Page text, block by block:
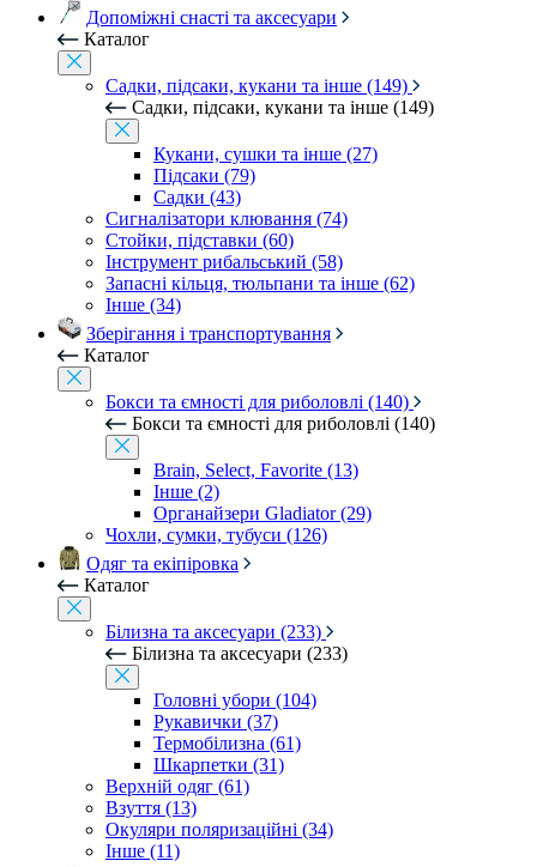
Допоміжні снасті та аксесуари
Каталог
Садки, підсаки, кукани та інше (149)
Садки, підсаки, кукани та інше (149)
Кукани, сушки та інше (27)
Підсаки (79)
Садки (43)
Сигналізатори клювання (74)
Стойки, підставки (60)
Інструмент рибальський (58)
Запасні кільця, тюльпани та інше (62)
Інше (34)
Зберігання і транспортування
Каталог
Бокси та ємності для риболовлі (140)
Бокси та ємності для риболовлі (140)
Brain, Select, Favorite (13)
Інше (2)
Органайзери Gladiator (29)
Чохли, сумки, тубуси (126)
Одяг та екіпіровка
Каталог
Білизна та аксесуари (233)
Білизна та аксесуари (233)
Головні убори (104)
Рукавички (37)
Термобілизна (61)
Шкарпетки (31)
Верхній одяг (61)
Взуття (13)
Окуляри поляризаційні (34)
Інше (11)